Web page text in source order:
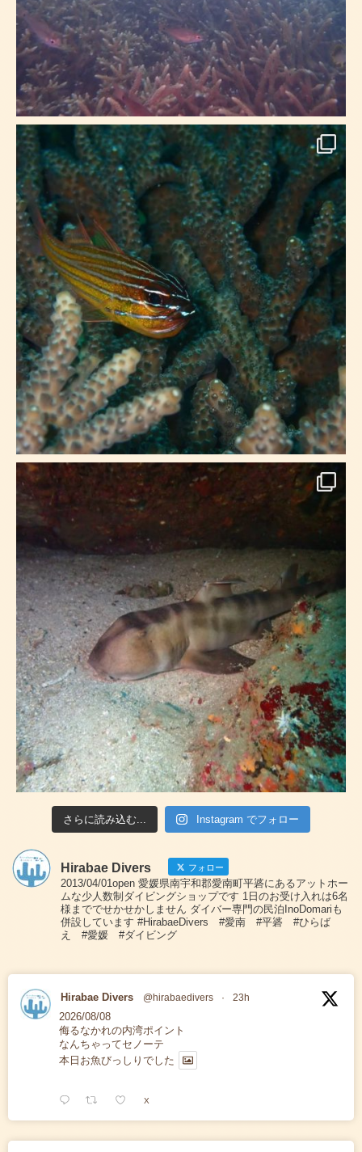
さらに読み込む... Instagram でフォロー
Hirabae Divers フォロー
2013/04/01open 愛媛県南宇和郡愛南町平碆にあるアットホー
ムな少人数制ダイビングショップです 1日のお受け入れは6名
様まででせかせかしません ダイバー専門の民泊InoDomariも
併設しています #HirabaeDivers #愛南 #平碆 #ひらば
え #愛媛 #ダイビング
Hirabae Divers @hirabaedivers · 23h
2026/08/08
侮るなかれの内湾ポイント
なんちゃってセノーテ
本日お魚びっしりでした
X